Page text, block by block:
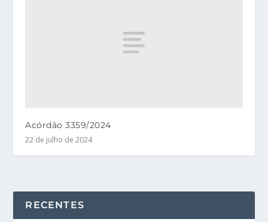
Acórdão 3359/2024
22 de julho de 2024
RECENTES